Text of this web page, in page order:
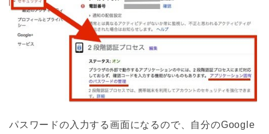
パスワードの入力する画面になるので、自分のGoogle